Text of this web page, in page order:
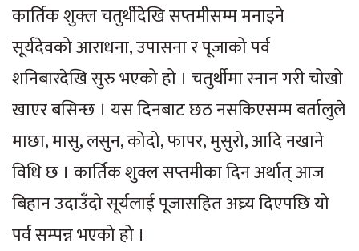
कार्तिक शुक्ल चतुर्थीदेखि सप्तमीसम्म मनाइने
सूर्यदेवको आराधना, उपासना र पूजाको पर्व
शनिबारदेखि सुरु भएको हो । चतुर्थीमा स्नान गरी चोखो
खाएर बसिन्छ । यस दिनबाट छठ नसकिएसम्म बर्तालुले
माछा, मासु, लसुन, कोदो, फापर, मुसुरो, आदि नखाने
विधि छ । कार्तिक शुक्ल सप्तमीका दिन अर्थात् आज
बिहान उदाउँदो सूर्यलाई पूजासहित अघ्र्य दिएपछि यो
पर्व सम्पन्न भएको हो ।